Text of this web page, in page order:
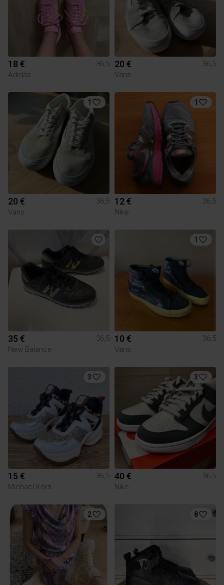
18 €
36,5
Adidas
20 €
36,5
Vans
1
20 €
36,5
Vans
1
12 €
36,5
Nike
35 €
36,5
New Balance
1
10 €
36,5
Vans
3
15 €
36,5
Michael Kors
3
40 €
36,5
Nike
2 8